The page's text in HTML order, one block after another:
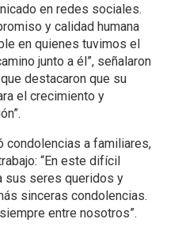
en redes sociales.
y calidad humana
en quienes tuvimos el
junto a él”, señalaron
destacaron que su
el crecimiento y
condolencias a familiares,
“En este difícil
sus seres queridos y
sinceras condolencias.
entre nosotros”.